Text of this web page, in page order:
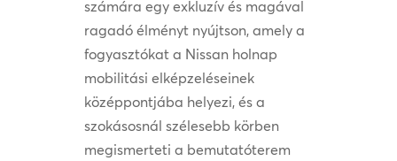
számára egy exkluzív és magával
ragadó élményt nyújtson, amely a
fogyasztókat a Nissan holnap
mobilitási elképzeléseinek
középpontjába helyezi, és a
szokásosnál szélesebb körben
megismerteti a bemutatóterem